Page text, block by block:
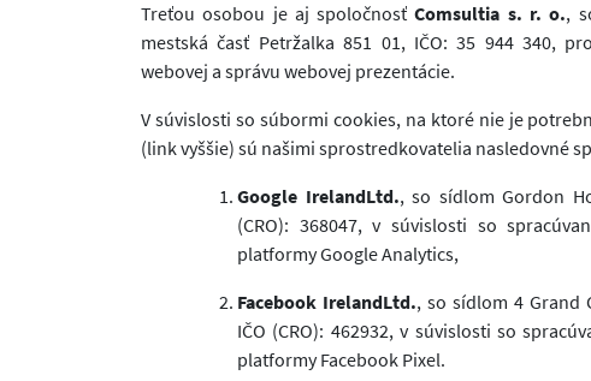
Treťou osobou je aj spoločnosťComsultia s. r. o.,
mestská časť Petržalka 851 01, IČO: 35 944 340,
webovej a správu webovej prezentácie.
V súvislosti so súbormi cookies, na ktoré nie je
(link vyššie) sú našimi sprostredkovatelia nasledovné
Google IrelandLtd., so sídlom Gordon
(CRO): 368047, v súvislosti so
platformy Google Analytics,
Facebook IrelandLtd., so sídlom 4 Grand
IČO (CRO): 462932, v súvislosti so
platformy Facebook Pixel.